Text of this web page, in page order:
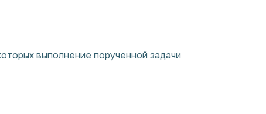
выполнение порученной задачи